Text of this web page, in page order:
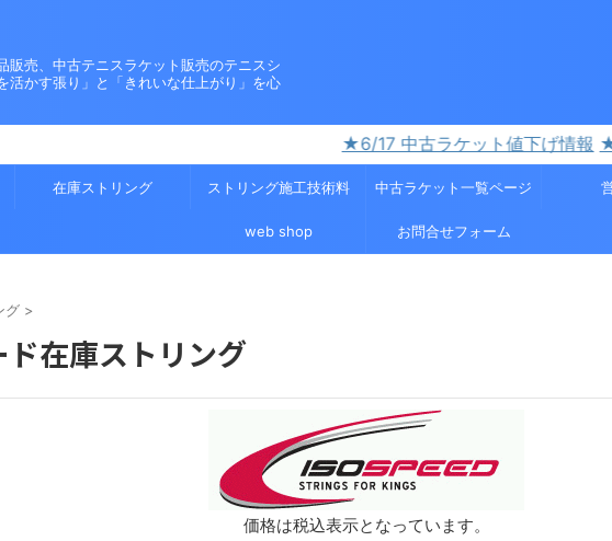
販売、中古テニスラケット販売のテニスシ
活かす張り」と「きれいな仕上がり」を心
★6/17 中古ラケット値下げ情報 ★3/31 中
在庫ストリング ストリング施工技術料 中古ラケット一覧ページ
web shop お問合せフォーム
グ >
ド在庫ストリング
価格は税込表示となっています。